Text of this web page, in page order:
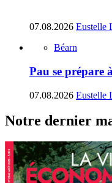
07.08.2026 Eustelle
Béarn
Pau se prépare
07.08.2026 Eustelle
Notre dernier